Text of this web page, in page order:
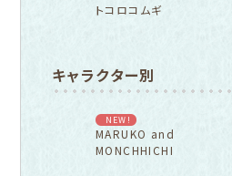
トコロコムギ
キャラクター別
NEW!
MARUKO and
MONCHHICHI